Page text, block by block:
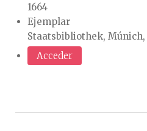
1664
Ejemplar
Staatsbibliothek, Múnich,
Acceder